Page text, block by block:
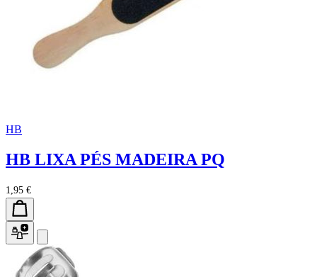
HB
HB LIXA PÉS MADEIRA PQ
1,95 €